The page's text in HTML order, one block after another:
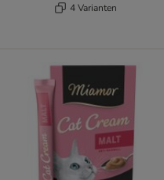
4 Varianten